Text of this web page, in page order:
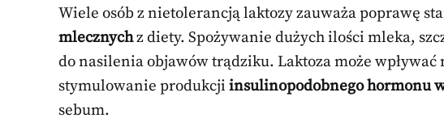
Wiele osób z nietolerancją laktozy zauważa poprawę
mlecznychz diety. Spożywanie dużych ilości mleka,
do nasilenia objawów trądziku. Laktoza może
stymulowanie produkcji insulinopodobnego hormonu
sebum.